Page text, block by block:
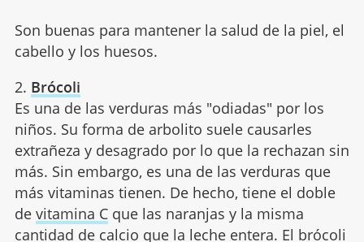
Son buenas para mantener la salud de la piel, el
cabello y los huesos.
2. Brócoli
Es una de las verduras más "odiadas" por los
niños. Su forma de arbolito suele causarles
extrañeza y desagrado por lo que la rechazan sin
más. Sin embargo, es una de las verduras que
más vitaminas tienen. De hecho, tiene el doble
de vitamina Cque las naranjas y la misma
cantidad de calcio que la leche entera. El brócoli